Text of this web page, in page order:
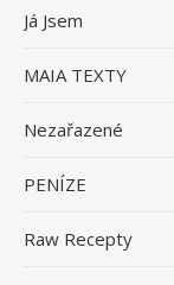
Já Jsem
MAIA TEXTY
Nezařazené
PENÍZE
Raw Recepty